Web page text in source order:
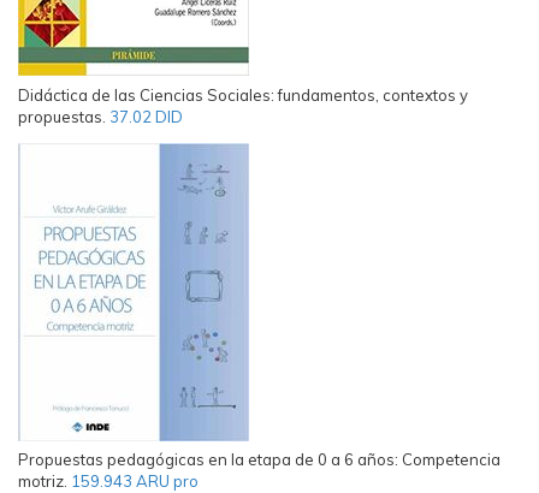
Didáctica de las Ciencias Sociales: fundamentos, contextos y
propuestas. 37.02 DID
Propuestas pedagógicas en la etapa de 0 a 6 años: Competencia
motriz. 159.943 ARU pro